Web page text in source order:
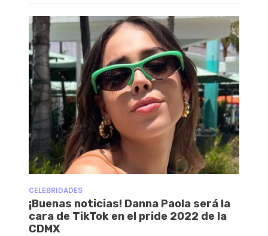
CELEBRIDADES
¡Buenas noticias! Danna Paola será la
cara de TikTok en el pride 2022 de la
CDMX